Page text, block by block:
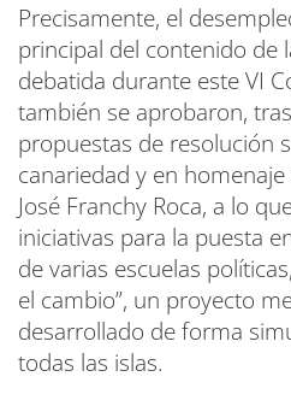
Precisamente, el
principal del contenido de
debatida durante este VI
también se aprobaron,
propuestas de resolución
canariedad y en homenaje
José Franchy Roca, a lo
iniciativas para la puesta
de varias escuelas
el cambio”, un proyecto
desarrollado de forma
todas las islas.